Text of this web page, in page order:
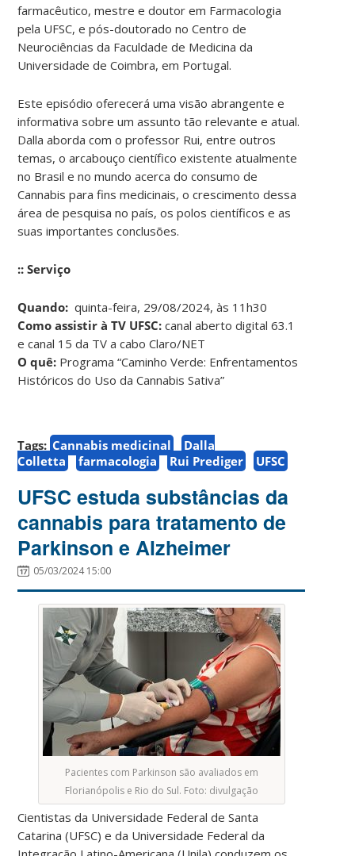
farmacêutico, mestre e doutor em Farmacologia
pela UFSC, e pós-doutorado no Centro de
Neurociências da Faculdade de Medicina da
Universidade de Coimbra, em Portugal.
Este episódio oferecerá uma visão abrangente e
informativa sobre um assunto tão relevante e atual.
Dalla aborda com o professor Rui, entre outros
temas, o arcabouço científico existente atualmente
no Brasil e no mundo acerca do consumo de
Cannabis para fins medicinais, o crescimento dessa
área de pesquisa no país, os polos científicos e as
suas importantes conclusões.
:: Serviço
Quando: quinta-feira, 29/08/2024, às 11h30
Como assistir à TV UFSC: canal aberto digital 63.1
e canal 15 da TV a cabo Claro/NET
O quê: Programa “Caminho Verde: Enfrentamentos
Históricos do Uso da Cannabis Sativa”
Tags: Cannabis medicinal
Dalla
Colletta
farmacologia Rui Prediger UFSC
UFSC estuda substâncias da
cannabis para tratamento de
Parkinson e Alzheimer
05/03/2024 15:00
Pacientes com Parkinson são avaliados em
Florianópolis e Rio do Sul. Foto: divulgação
Cientistas da Universidade Federal de Santa
Catarina (UFSC) e da Universidade Federal da